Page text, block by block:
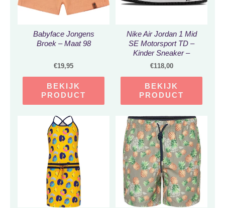
Babyface Jongens
Broek – Maat 98
€19,95
BEKIJK
PRODUCT
Nike Air Jordan 1 Mid
SE Motorsport TD –
Kinder Sneaker –
DJ0335-067 – Maat 27
€118,00
BEKIJK
PRODUCT